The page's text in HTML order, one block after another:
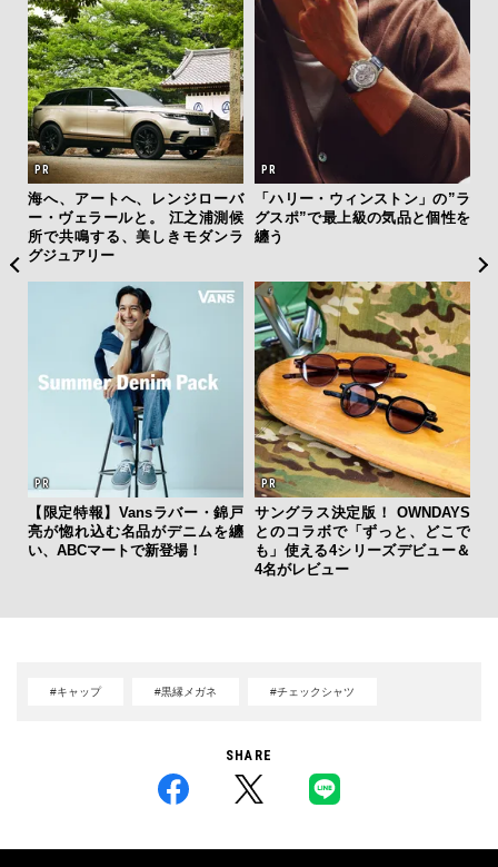
海へ、アートへ、レンジローバ
ー・ヴェラールと。 江之浦測候
所で共鳴する、美しきモダンラ
グジュアリー
「ハリー・ウィンストン」の”ラ
グスポ”で最上級の気品と個性を
纏う
【限定特報】Vansラバー・錦戸
亮が惚れ込む名品がデニムを纏
い、ABCマートで新登場！
サングラス決定版！ OWNDAYS
とのコラボで「ずっと、どこで
も」使える4シリーズデビュー＆
4名がレビュー
な
#キャップ #黒縁メガネ #チェックシャツ
SHARE